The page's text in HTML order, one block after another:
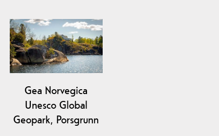
Gea Norvegica
Unesco Global
Geopark, Porsgrunn